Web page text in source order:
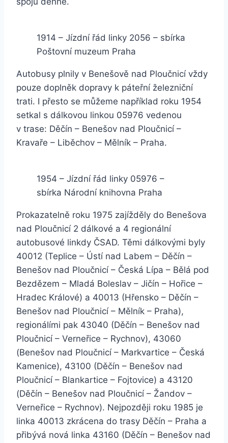
1914 – Jízdní řád linky 2056 – sbírka
Poštovní muzeum Praha
Autobusy plnily v Benešově nad Ploučnicí vždy
pouze doplněk dopravy k páteřní železniční
trati. I přesto se můžeme například roku 1954
setkal s dálkovou linkou 05976 vedenou
v trase: Děčín – Benešov nad Ploučnicí –
Kravaře – Liběchov – Mělník – Praha.
1954 – Jízdní řád linky 05976 –
sbírka Národní knihovna Praha
Prokazatelně roku 1975 zajížděly do Benešova
nad Ploučnicí 2 dálkové a 4 regionální
autobusové linkdy ČSAD. Těmi dálkovými byly
40012 (Teplice – Ústí nad Labem – Děčín –
Benešov nad Ploučnicí – Česká Lípa – Bělá pod
Bezdězem – Mladá Boleslav – Jičín – Hořice –
Hradec Králové) a 40013 (Hřensko – Děčín –
Benešov nad Ploučnicí – Mělník – Praha),
regionálími pak 43040 (Děčín – Benešov nad
Ploučnicí – Verneřice – Rychnov), 43060
(Benešov nad Ploučnicí – Markvartice – Česká
Kamenice), 43100 (Děčín – Benešov nad
Ploučnicí – Blankartice – Fojtovice) a 43120
(Děčín – Benešov nad Ploučnicí – Žandov –
Verneřice – Rychnov). Nejpozději roku 1985 je
linka 40013 zkrácena do trasy Děčín – Praha a
přibývá nová linka 43160 (Děčín – Benešov nad